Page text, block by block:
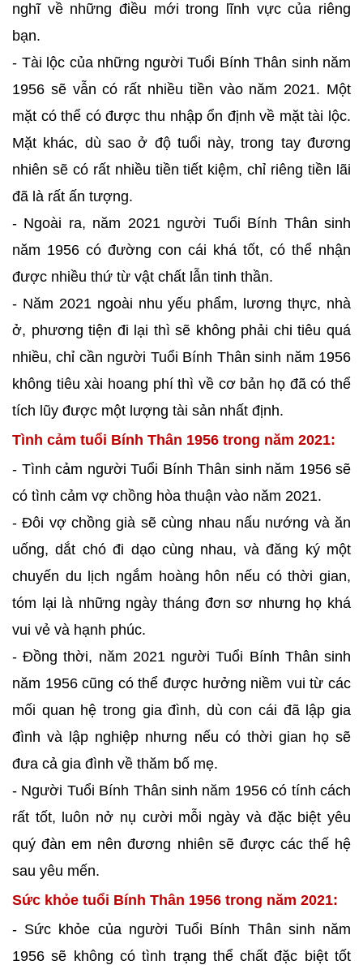
nghĩ về những điều mới trong lĩnh vực của riêng
bạn.
- Tài lộc của những người Tuổi Bính Thân sinh năm
1956 sẽ vẫn có rất nhiều tiền vào năm 2021. Một
mặt có thể có được thu nhập ổn định về mặt tài lộc.
Mặt khác, dù sao ở độ tuổi này, trong tay đương
nhiên sẽ có rất nhiều tiền tiết kiệm, chỉ riêng tiền lãi
đã là rất ấn tượng.
- Ngoài ra, năm 2021 người Tuổi Bính Thân sinh
năm 1956 có đường con cái khá tốt, có thể nhận
được nhiều thứ từ vật chất lẫn tinh thần.
- Năm 2021 ngoài nhu yếu phẩm, lương thực, nhà
ở, phương tiện đi lại thì sẽ không phải chi tiêu quá
nhiều, chỉ cần người Tuổi Bính Thân sinh năm 1956
không tiêu xài hoang phí thì về cơ bản họ đã có thể
tích lũy được một lượng tài sản nhất định.
Tình cảm tuổi Bính Thân 1956 trong năm 2021:
- Tình cảm người Tuổi Bính Thân sinh năm 1956 sẽ
có tình cảm vợ chồng hòa thuận vào năm 2021.
- Đôi vợ chồng già sẽ cùng nhau nấu nướng và ăn
uống, dắt chó đi dạo cùng nhau, và đăng ký một
chuyến du lịch ngắm hoàng hôn nếu có thời gian,
tóm lại là những ngày tháng đơn sơ nhưng họ khá
vui vẻ và hạnh phúc.
- Đồng thời, năm 2021 người Tuổi Bính Thân sinh
năm 1956 cũng có thể được hưởng niềm vui từ các
mối quan hệ trong gia đình, dù con cái đã lập gia
đình và lập nghiệp nhưng nếu có thời gian họ sẽ
đưa cả gia đình về thăm bố mẹ.
- Người Tuổi Bính Thân sinh năm 1956 có tính cách
rất tốt, luôn nở nụ cười mỗi ngày và đặc biệt yêu
quý đàn em nên đương nhiên sẽ được các thế hệ
sau yêu mến.
Sức khỏe tuổi Bính Thân 1956 trong năm 2021:
- Sức khỏe của người Tuổi Bính Thân sinh năm
1956 sẽ không có tình trạng thể chất đặc biệt tốt